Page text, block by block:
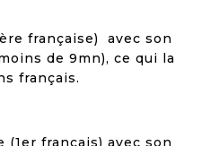
française) avec son
de 9mn), ce qui la
français.
(1er français) avec son